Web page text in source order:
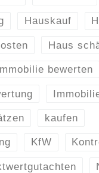
Hauskauf
Haus
bewerten
kaufen
KfW